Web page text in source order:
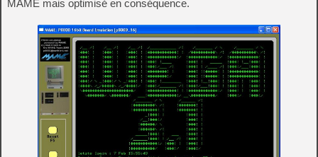
MAME mais optimisé en conséquence.